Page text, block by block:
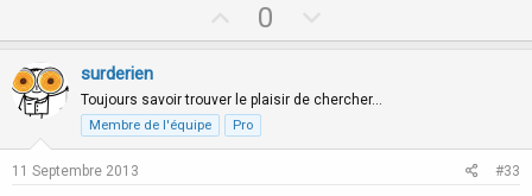
p
o
t
e
0
o
n
o
surderien
Toujours savoir trouver le plaisir de chercher…
Membre de l'équipe Pro
11 Septembre 2013 #33